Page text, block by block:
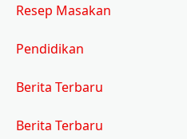
Resep Masakan
Pendidikan
Berita Terbaru
Berita Terbaru